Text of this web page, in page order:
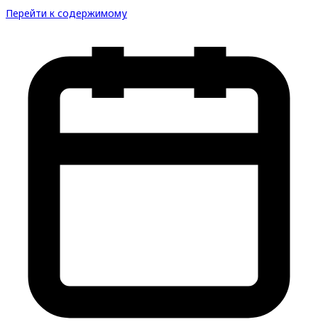
Перейти к содержимому